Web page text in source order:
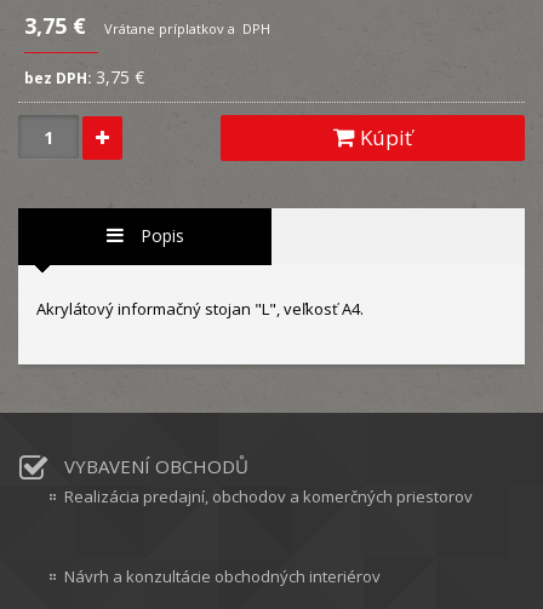
3,75 € Vrátane príplatkov a DPH
bez DPH: 3,75 €
Kúpiť
Popis
Akrylátový informačný stojan "L", veľkosť A4.
VYBAVENÍ OBCHODŮ
Realizácia predajní, obchodov a komerčných priestorov
Návrh a konzultácie obchodných interiérov